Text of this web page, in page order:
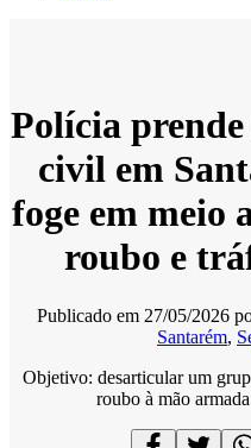
Polícia
civil em
foge em meio
roubo e
Publicado em 27/05/2026
Santarém,
Objetivo: desarticular um
roubo à mão